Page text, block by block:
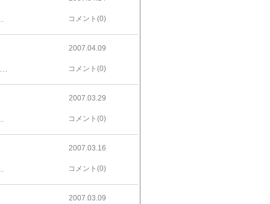
コメント(0)
2007.04.09
コメント(0)
2007.03.29
コメント(0)
2007.03.16
コメント(0)
2007.03.09